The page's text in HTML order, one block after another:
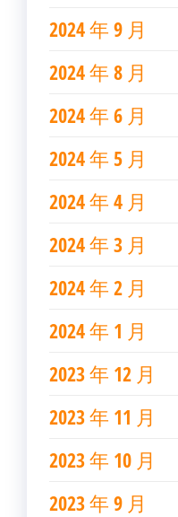
2024 年 9 月
2024 年 8 月
2024 年 6 月
2024 年 5 月
2024 年 4 月
2024 年 3 月
2024 年 2 月
2024 年 1 月
2023 年 12 月
2023 年 11 月
2023 年 10 月
2023 年 9 月